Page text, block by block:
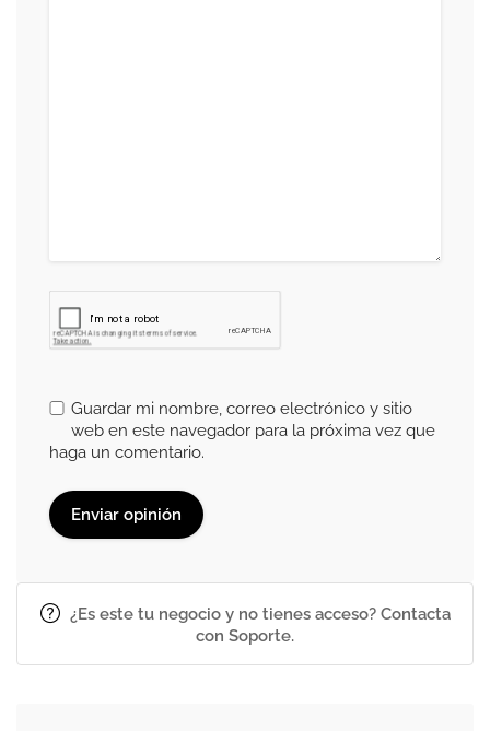
Guardar mi nombre, correo electrónico y sitio
web en este navegador para la próxima vez que
haga un comentario.
¿Es este tu negocio y no tienes acceso? Contacta
con Soporte.